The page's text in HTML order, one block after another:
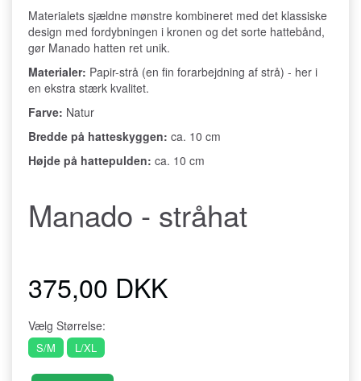
Materialets sjældne mønstre kombineret med det klassiske
design med fordybningen i kronen og det sorte hattebånd,
gør Manado hatten ret unik.
Materialer: Papir-strå (en fin forarbejdning af strå) - her i
en ekstra stærk kvalitet.
Farve: Natur
Bredde på hatteskyggen: ca. 10 cm
Højde på hattepulden: ca. 10 cm
Manado - stråhat
375,00 DKK
Vælg Størrelse:
S/M L/XL